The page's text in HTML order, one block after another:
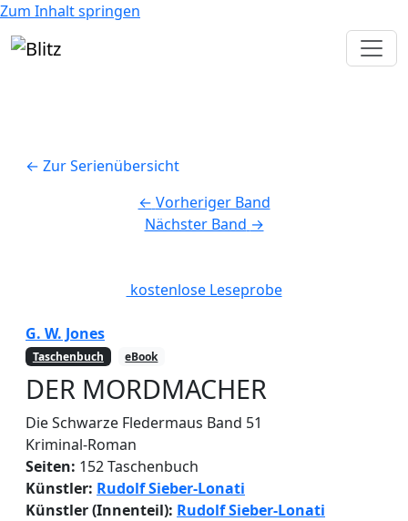
Zum Inhalt springen
← Zur Serienübersicht
← Vorheriger Band
Nächster Band →
kostenlose Leseprobe
G. W. Jones
Taschenbuch eBook
DER MORDMACHER
Die Schwarze Fledermaus Band 51
Kriminal-Roman
Seiten: 152 Taschenbuch
Künstler: Rudolf Sieber-Lonati
Künstler (Innenteil): Rudolf Sieber-Lonati